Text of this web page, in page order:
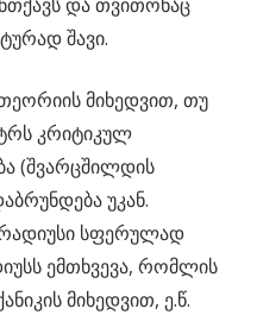
შავი.
მიხედვით, თუ
კრიტიკულ
(შვარცშილდის
უკან.
სფერულად
ემთხვევა, რომლის
მიხედვით, ე.წ.